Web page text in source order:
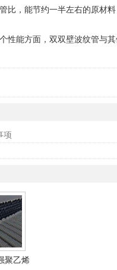
，能节约一半左右的原材
能方面，双双壁波纹管与其
项
聚乙烯